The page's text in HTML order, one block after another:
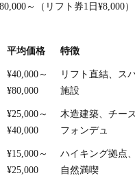
～（リフト券1日¥8,000）
平均価格 特徴
¥40,000～
¥80,000
リフト直結、ス
施設
¥25,000～
¥40,000
木造建築、チー
フォンデュ
¥15,000～
¥25,000
ハイキング拠点、
自然満喫